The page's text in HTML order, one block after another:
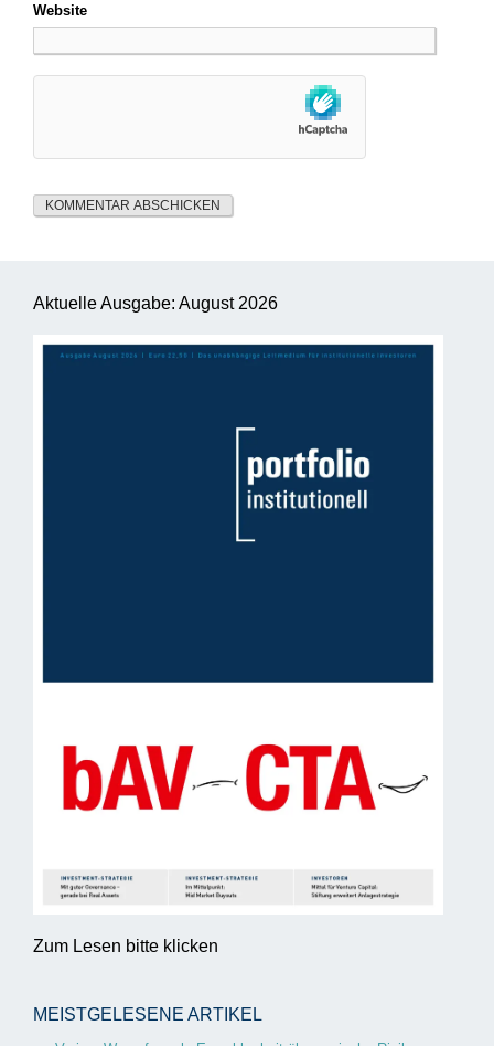
Website
Aktuelle Ausgabe: August 2026
Zum Lesen bitte klicken
MEISTGELESENE ARTIKEL